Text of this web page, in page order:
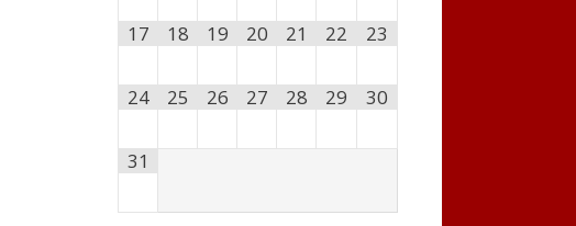
17 18 19 20 21 22 23
24 25 26 27 28 29 30
31